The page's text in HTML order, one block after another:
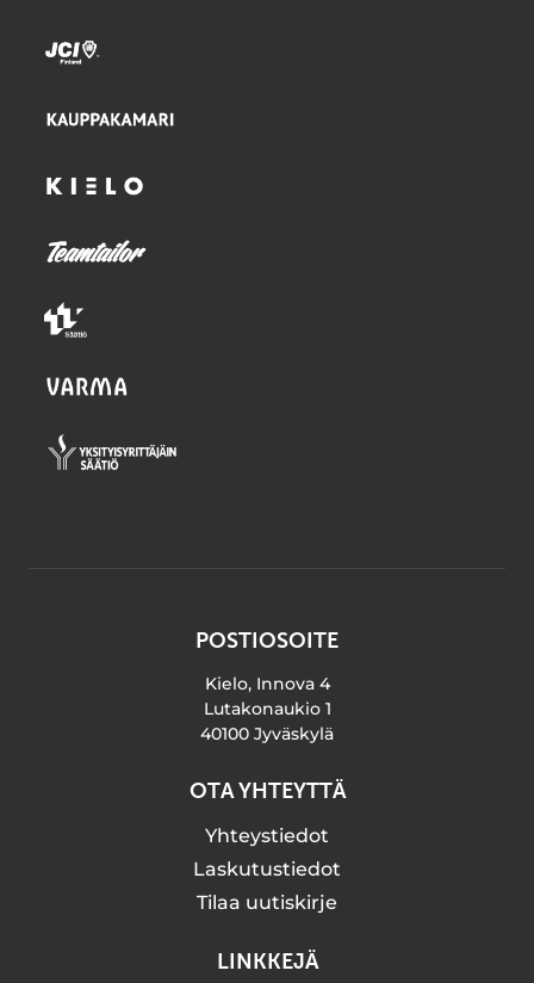
POSTIOSOITE
Kielo, Innova 4
Lutakonaukio 1
40100 Jyväskylä
OTA YHTEYTTÄ
Yhteystiedot
Laskutustiedot
Tilaa uutiskirje
LINKKEJÄ